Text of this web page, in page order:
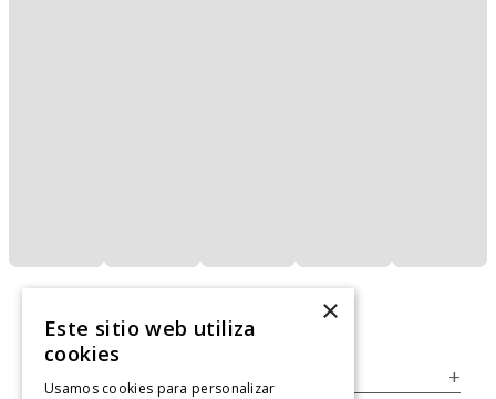
+
×
Este sitio web utiliza
cookies
Usamos cookies para personalizar